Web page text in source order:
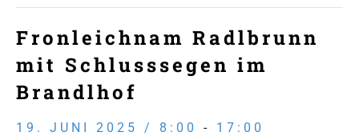
Fronleichnam Radlbrunn
mit Schlusssegen im
Brandlhof
19. JUNI 2025 / 8:00 - 17:00